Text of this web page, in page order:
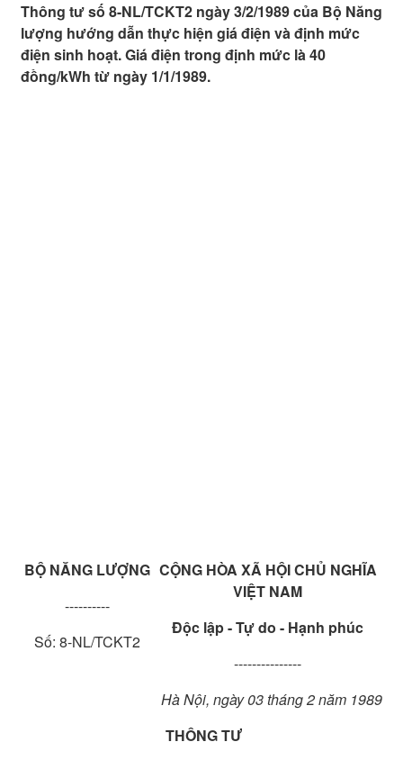
Thông tư số 8-NL/TCKT2 ngày 3/2/1989 của Bộ Năng
lượng hướng dẫn thực hiện giá điện và định mức
điện sinh hoạt. Giá điện trong định mức là 40
đồng/kWh từ ngày 1/1/1989.
BỘ NĂNG LƯỢNG
----------
Số: 8-NL/TCKT2
CỘNG HÒA XÃ HỘI CHỦ NGHĨA
VIỆT NAM
Độc lập - Tự do - Hạnh phúc
---------------
Hà Nội, ngày 03 tháng 2 năm 1989
THÔNG TƯ